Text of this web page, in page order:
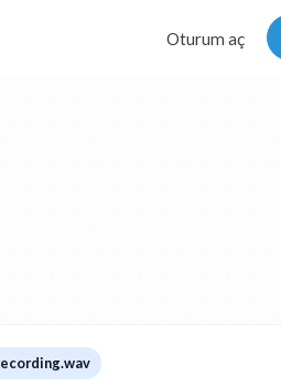
Oturum aç